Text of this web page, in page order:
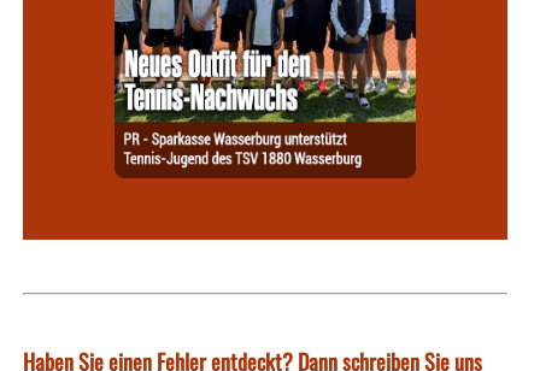
Haben Sie einen Fehler entdeckt? Dann schreiben Sie uns